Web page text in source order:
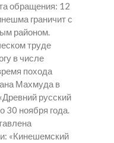
обращения: 12
граничит с
районом.
труде
в числе
похода
Махмуда в
русский
30 ноября года.
«Кинешемский